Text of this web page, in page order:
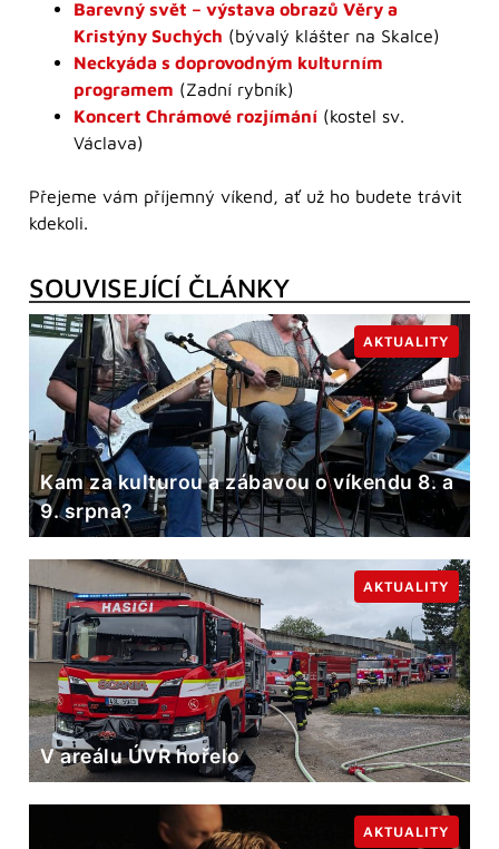
Barevný svět – výstava obrazů Věry a
Kristýny Suchých (bývalý klášter na Skalce)
Neckyáda s doprovodným kulturním
programem (Zadní rybník)
Koncert Chrámové rozjímání (kostel sv.
Václava)
Přejeme vám příjemný víkend, ať už ho budete trávit
kdekoli.
SOUVISEJÍCÍ ČLÁNKY
Kam za kulturou a zábavou o víkendu 8. a
9. srpna?
AKTUALITY
V areálu ÚVR hořelo
AKTUALITY
AKTUALITY